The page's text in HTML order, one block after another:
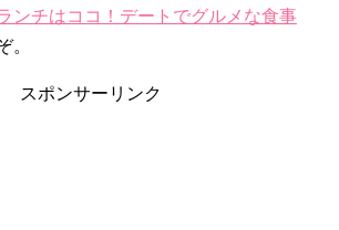
ンチはココ！デートでグルメな食事
。
スポンサーリンク